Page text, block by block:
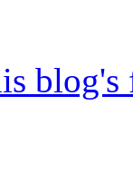
blog's